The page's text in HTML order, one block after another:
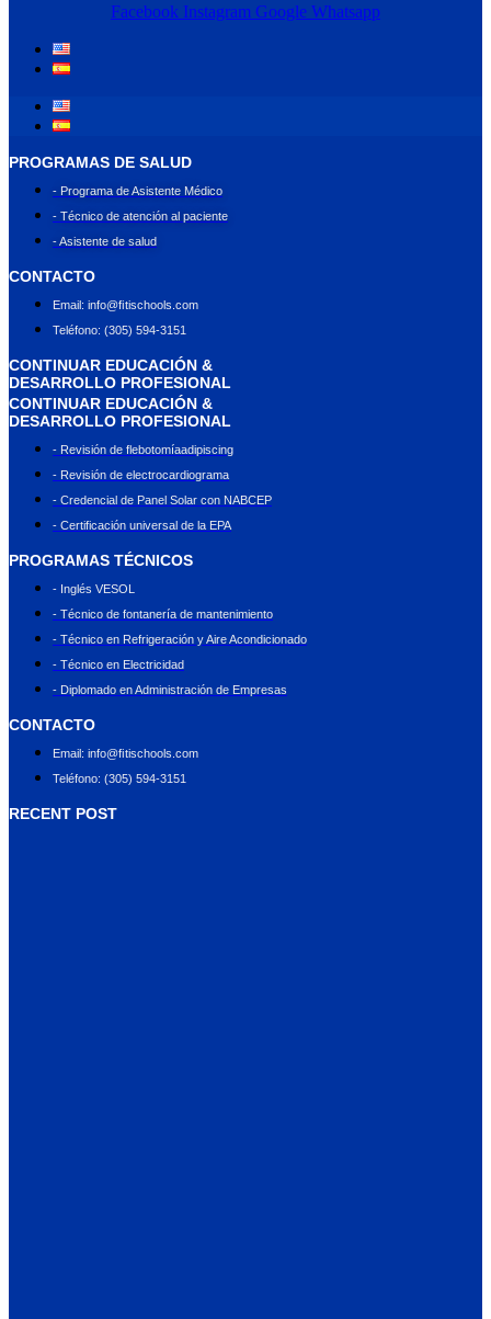
Facebook Instagram Google Whatsapp
PROGRAMAS DE SALUD
- Programa de Asistente Médico
- Técnico de atención al paciente
- Asistente de salud
CONTACTO
Email: info@ﬁtischools.com
Teléfono: (305) 594-3151
CONTINUAR EDUCACIÓN &
DESARROLLO PROFESIONAL
CONTINUAR EDUCACIÓN &
DESARROLLO PROFESIONAL
- Revisión de flebotomíaadipiscing
- Revisión de electrocardiograma
- Credencial de Panel Solar con NABCEP
- Certificación universal de la EPA
PROGRAMAS TÉCNICOS
- Inglés VESOL
- Técnico de fontanería de mantenimiento
- Técnico en Refrigeración y Aire Acondicionado
- Técnico en Electricidad
- Diplomado en Administración de Empresas
CONTACTO
Email: info@ﬁtischools.com
Teléfono: (305) 594-3151
RECENT POST